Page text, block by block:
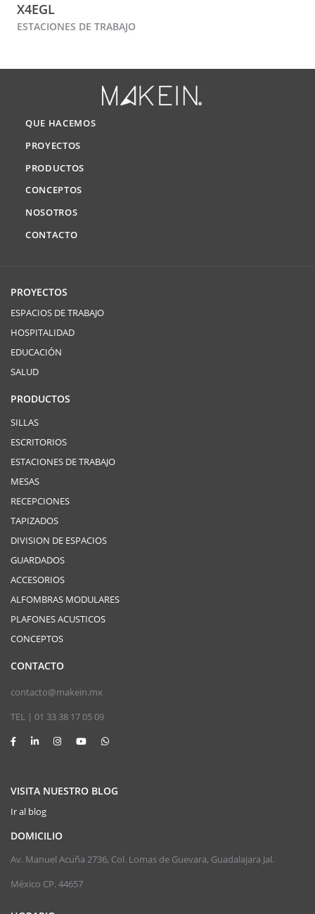
X4EGL
ESTACIONES DE TRABAJO
QUE HACEMOS
PROYECTOS
PRODUCTOS
CONCEPTOS
NOSOTROS
CONTACTO
PROYECTOS
ESPACIOS DE TRABAJO
HOSPITALIDAD
EDUCACIÓN
SALUD
PRODUCTOS
SILLAS
ESCRITORIOS
ESTACIONES DE TRABAJO
MESAS
RECEPCIONES
TAPIZADOS
DIVISION DE ESPACIOS
GUARDADOS
ACCESORIOS
ALFOMBRAS MODULARES
PLAFONES ACUSTICOS
CONCEPTOS
CONTACTO
contacto@makein.mx
TEL | 01 33 38 17 05 09
VISITA NUESTRO BLOG
Ir al blog
DOMICILIO
Av. Manuel Acuña 2736, Col. Lomas de Guevara, Guadalajara Jal.
México CP. 44657